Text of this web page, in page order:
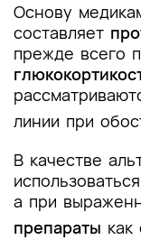
Основу
составляет
прежде всего
линии при
В качестве
использоваться
а при
препараты как